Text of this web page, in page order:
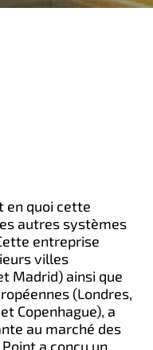
en quoi cette
autres systèmes
entreprise
villes
Madrid) ainsi que
(Londres,
Copenhague), a
au marché des
a conçu un